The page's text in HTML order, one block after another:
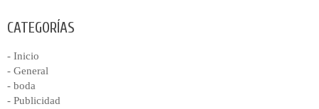
CATEGORÍAS
- Inicio
- General
- boda
- Publicidad